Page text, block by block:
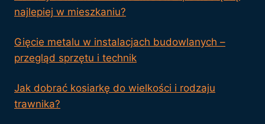
najlepiej w mieszkaniu?
Gięcie metalu w instalacjach budowlanych –
przegląd sprzętu i technik
Jak dobrać kosiarkę do wielkości i rodzaju
trawnika?